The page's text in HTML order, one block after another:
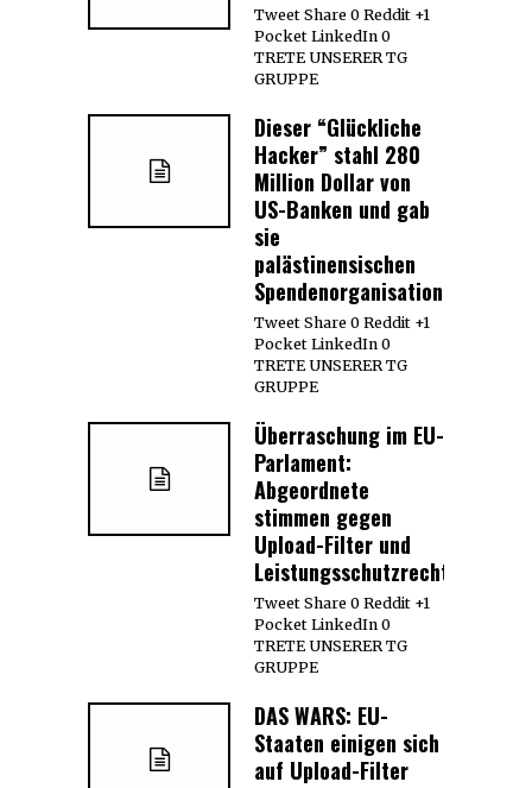
Tweet Share 0 Reddit +1
Pocket LinkedIn 0
TRETE UNSERER TG
GRUPPE
Dieser “Glückliche
Hacker” stahl 280
Million Dollar von
US-Banken und gab
sie
palästinensischen
Spendenorganisationen
Tweet Share 0 Reddit +1
Pocket LinkedIn 0
TRETE UNSERER TG
GRUPPE
Überraschung im EU-
Parlament:
Abgeordnete
stimmen gegen
Upload-Filter und
Leistungsschutzrecht
Tweet Share 0 Reddit +1
Pocket LinkedIn 0
TRETE UNSERER TG
GRUPPE
DAS WARS: EU-
Staaten einigen sich
auf Upload-Filter